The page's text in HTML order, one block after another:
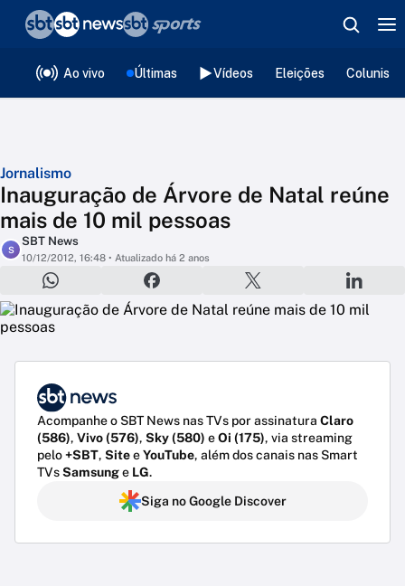
Ao vivo Últimas Vídeos Eleições
Jornalismo
Inauguração de Árvore de Natal reúne
mais de 10 mil pessoas
S
SBT News
10/12/2012, 16:48 • Atualizado há 2 anos
Acompanhe o SBT News nas TVs por assinatura Claro
(586), Vivo (576), Sky (580) eOi (175), via streaming
pelo+SBT, SiteeYouTube, além dos canais nas Smart
TVsSamsunge LG.
Siga no Google Discover
❮voltar
Editorias